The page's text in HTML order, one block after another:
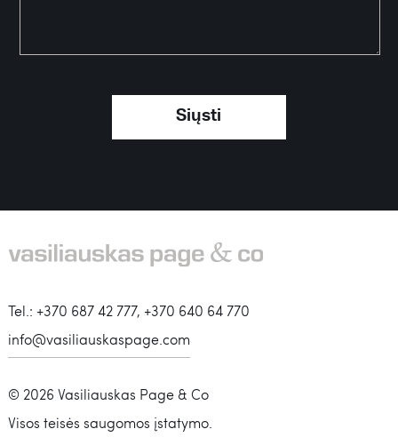
Tel.: +370 687 42 777, +370 640 64 770
info@vasiliauskaspage.com
© 2026 Vasiliauskas Page & Co
Visos teisės saugomos įstatymo.